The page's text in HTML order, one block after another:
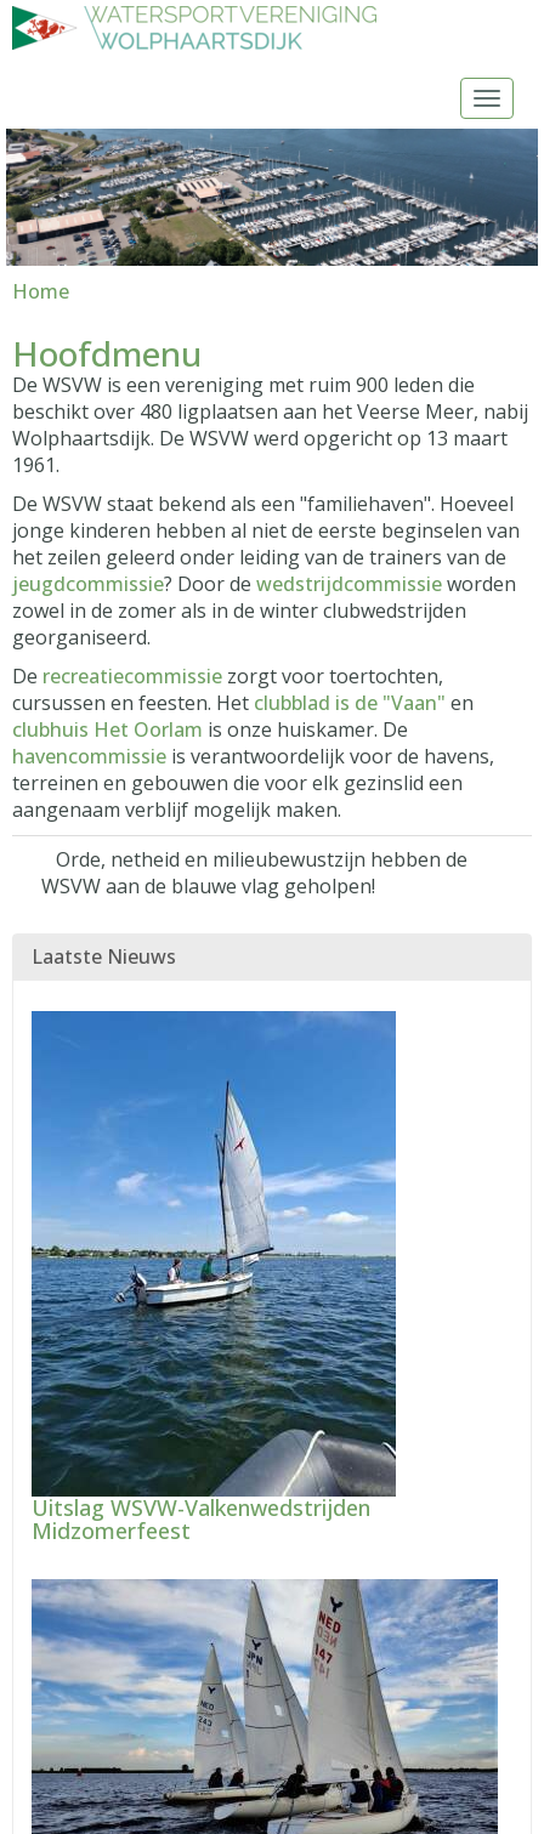
Home
Hoofdmenu
De WSVW is een vereniging met ruim 900 leden die
beschikt over 480 ligplaatsen aan het Veerse Meer, nabij
Wolphaartsdijk. De WSVW werd opgericht op 13 maart
1961.
De WSVW staat bekend als een "familiehaven". Hoeveel
jonge kinderen hebben al niet de eerste beginselen van
het zeilen geleerd onder leiding van de trainers van de
jeugdcommissie? Door de wedstrijdcommissieworden
zowel in de zomer als in de winter clubwedstrijden
georganiseerd.
De recreatiecommissie zorgt voor toertochten,
cursussen en feesten. Het clubblad is de "Vaan" en
clubhuis Het Oorlam is onze huiskamer. De
havencommissie is verantwoordelijk voor de havens,
terreinen en gebouwen die voor elk gezinslid een
aangenaam verblijf mogelijk maken.
Orde, netheid en milieubewustzijn hebben de
WSVW aan de blauwe vlag geholpen!
Laatste Nieuws
Uitslag WSVW-Valkenwedstrijden
Midzomerfeest